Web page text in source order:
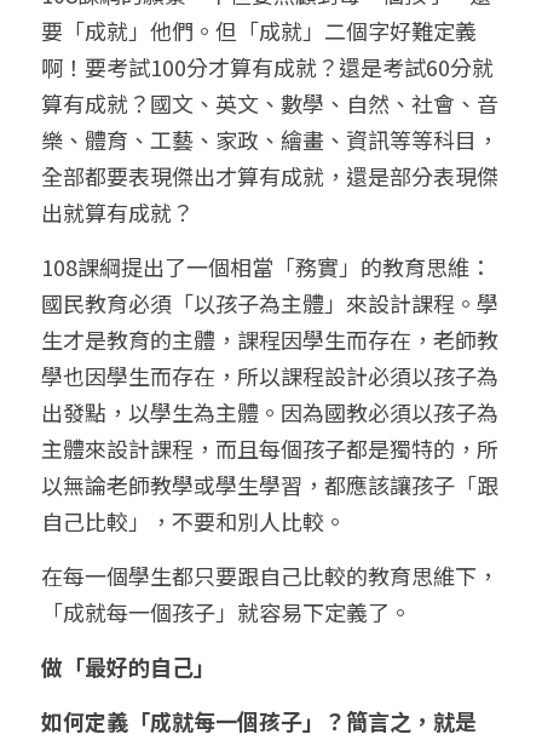
要「成就」他們。但「成就」二個字好難定義
啊！要考試100分才算有成就？還是考試60分就
算有成就？國文、英文、數學、自然、社會、音
樂、體育、工藝、家政、繪畫、資訊等等科目，
全部都要表現傑出才算有成就，還是部分表現傑
出就算有成就？
108課綱提出了一個相當「務實」的教育思維：
國民教育必須「以孩子為主體」來設計課程。學
生才是教育的主體，課程因學生而存在，老師教
學也因學生而存在，所以課程設計必須以孩子為
出發點，以學生為主體。因為國教必須以孩子為
主體來設計課程，而且每個孩子都是獨特的，所
以無論老師教學或學生學習，都應該讓孩子「跟
自己比較」，不要和別人比較。
在每一個學生都只要跟自己比較的教育思維下，
「成就每一個孩子」就容易下定義了。
做「最好的自己」
如何定義「成就每一個孩子」？簡言之，就是